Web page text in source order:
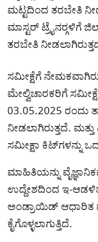
ಮಟ್ಟದಿಂದ ತರಬೇತಿ
ಮಾಸ್ಟರ್ ಟ್ರೈನರ್‍ಗಳಿಗೆ
ತರಬೇತಿ
ಸಮೀಕ್ಷೆಗೆ
ಮೇಲ್ವಿಚಾರಕರಿಗೆ
03.05.2025 ರಂದು
ನೀಡಲಾಗಿರುತ್ತದೆ.
ಸಮೀಕ್ಷಾ ಕಿಟ್‍ಗಳನ್ನು
ಮಾಹಿತಿಯನ್ನು
ಉದ್ದೇಶದಿಂದ ಇ-
ಅಂಡ್ರಾಯಿಡ್ ಆಧಾರಿತ
ಕೈಗೊಳ್ಳಲಾಗುತ್ತಿದೆ.